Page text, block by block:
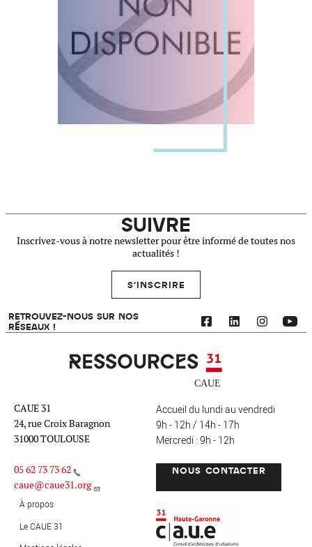
SUIVRE
Inscrivez-vous à notre newsletter pour être informé de toutes nos
actualités !
S'INSCRIRE
RETROUVEZ-NOUS SUR NOS
RÉSEAUX !
Ressources 31
CAUE 31
24, rue Croix Baragnon
31000 TOULOUSE
05 62 73 73 62
caue@caue31.org
Accueil du lundi au vendredi
9h - 12h / 14h - 17h
Mercredi : 9h - 12h
NOUS CONTACTER
À propos
Le CAUE 31